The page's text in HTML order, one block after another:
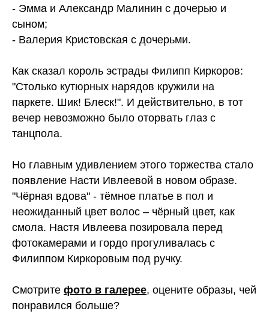
- Эмма и Александр Малинин с дочерью и
сыном;
- Валерия Кристовская с дочерьми.
Как сказал король эстрады Филипп Киркоров:
"Столько кутюрных нарядов кружили на
паркете. Шик! Блеск!". И действительно, в тот
вечер невозможно было оторвать глаз с
танцпола.
Но главным удивлением этого торжества стало
появление Насти Ивлеевой в новом образе.
"Чёрная вдова" - тёмное платье в пол и
неожиданный цвет волос – чёрный цвет, как
смола. Настя Ивлеева позировала перед
фотокамерами и гордо прогуливалась с
Филиппом Киркоровым под ручку.
Смотрите фото в галерее, оцените образы, чей
понравился больше?